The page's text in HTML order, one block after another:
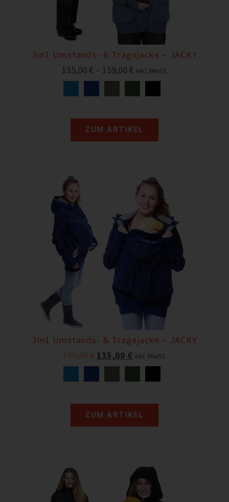
3in1 Umstands- & Tragejacke – JACKY
135,00 € – 159,00 € inkl. MwSt.
ZUM ARTIKEL
3in1 Umstands- & Tragejacke – JACKY
135,00 € inkl. MwSt.
ZUM ARTIKEL